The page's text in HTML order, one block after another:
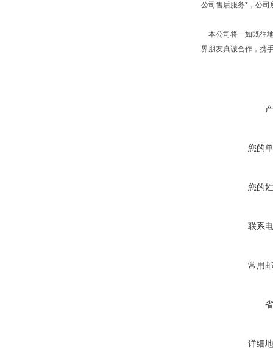
公司售后服务*，公司
本公司将一如既往
界朋友真诚合作，携
您的
您的
联系
常用
详细